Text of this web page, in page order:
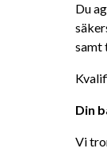
Du
samt
Din
Vi